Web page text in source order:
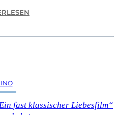
N
fast klassischer Liebesfilm“